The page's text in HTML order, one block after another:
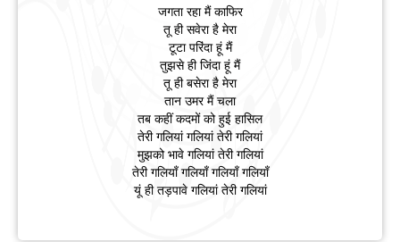
जगता रहा मैं काफिर
तू ही सवेरा है मेरा
टूटा परिंदा हूं मैं
तुझसे ही जिंदा हूं मैं
तू ही बसेरा है मेरा
तान उमर मैं चला
तब कहीं कदमों को हुई हासिल
तेरी गलियां गलियां तेरी गलियां
मुझको भावे गलियां तेरी गलियां
तेरी गलियाँ गलियाँ गलियाँ गलियाँ
यूं ही तड़पावे गलियां तेरी गलियां